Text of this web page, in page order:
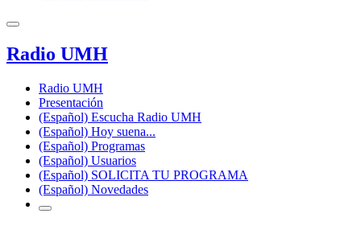
Radio UMH
Radio UMH
Presentación
(Español) Escucha Radio UMH
(Español) Hoy suena...
(Español) Programas
(Español) Usuarios
(Español) SOLICITA TU PROGRAMA
(Español) Novedades